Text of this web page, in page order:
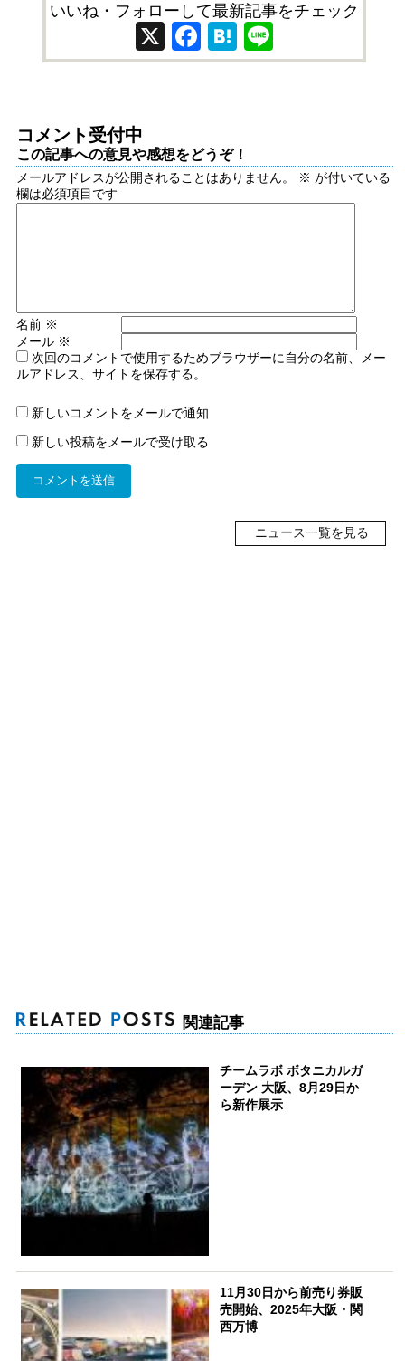
いいね・フォローして最新記事をチェック
X Facebook
Hatena
コメント受付中
この記事への意見や感想をどうぞ！
メールアドレスが公開されることはありません。 ※ が付いている
欄は必須項目です
名前 ※
メール ※
次回のコメントで使用するためブラウザーに自分の名前、メー
ルアドレス、サイトを保存する。
新しいコメントをメールで通知
新しい投稿をメールで受け取る
ニュース一覧を見る
関連記事
チームラボ ボタニカルガ
ーデン 大阪、8月29日か
ら新作展示
11月30日から前売り券販
売開始、2025年大阪・関
西万博